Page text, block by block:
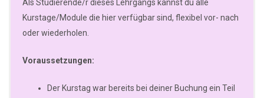
Als Studierende/r dieses Lehrgangs kannst du alle
Kurstage/Module die hier verfügbar sind, flexibel vor- nach
oder wiederholen.
Voraussetzungen:
Der Kurstag war bereits bei deiner Buchung ein Teil